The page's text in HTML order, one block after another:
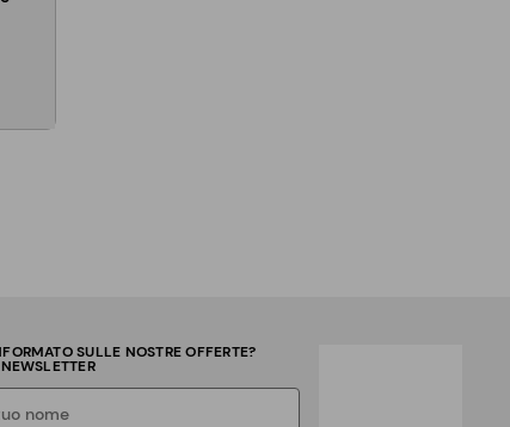
SULLE NOSTRE OFFERTE?